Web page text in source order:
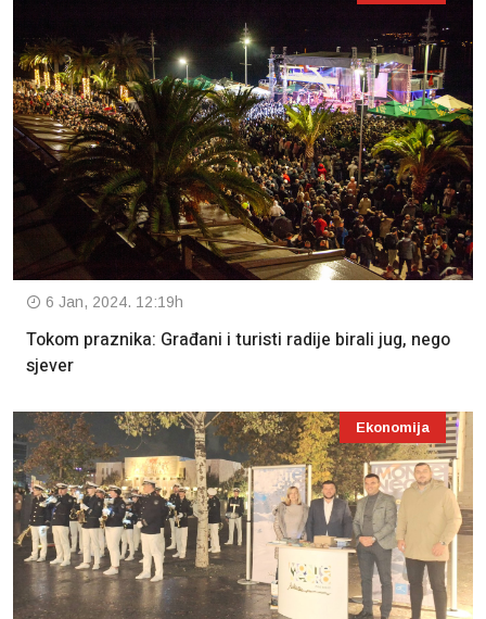
6 Jan, 2024. 12:19h
Tokom praznika: Građani i turisti radije birali jug, nego
sjever
Ekonomija